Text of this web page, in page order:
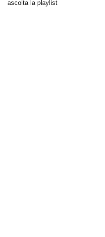
ascolta la playlist